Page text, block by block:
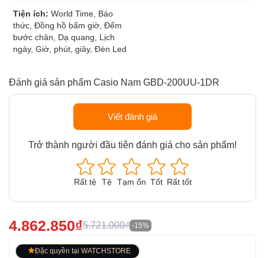
Tiện ích: World Time, Báo
thức, Đồng hồ bấm giờ, Đếm
bước chân, Dạ quang, Lịch
ngày, Giờ, phút, giây, Đèn Led
Đánh giá sản phẩm Casio Nam GBD-200UU-1DR
Viết đánh giá
Trở thành người đầu tiên đánh giá cho sản phẩm!
Rất tệ Tệ Tạm ổn Tốt Rất tốt
4.862.850₫5.721.000₫ -15%
Đặc quyền tại WATCHSTORE